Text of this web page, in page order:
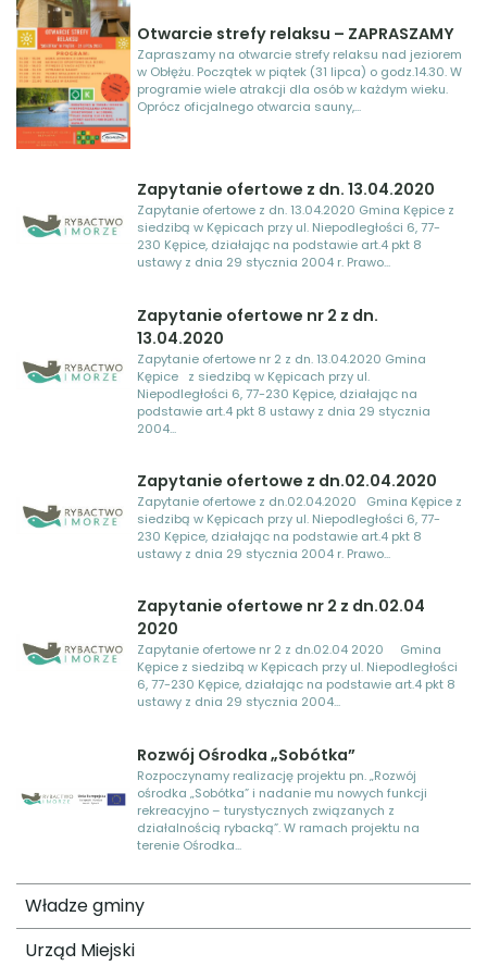
Otwarcie strefy relaksu – ZAPRASZAMY
Zapraszamy na otwarcie strefy relaksu nad jeziorem
w Obłężu. Początek w piątek (31 lipca) o godz.14.30. W
programie wiele atrakcji dla osób w każdym wieku.
Oprócz oficjalnego otwarcia sauny,...
Zapytanie ofertowe z dn. 13.04.2020
Zapytanie ofertowe z dn. 13.04.2020 Gmina Kępice z
siedzibą w Kępicach przy ul. Niepodległości 6, 77-
230 Kępice, działając na podstawie art.4 pkt 8
ustawy z dnia 29 stycznia 2004 r. Prawo...
Zapytanie ofertowe nr 2 z dn.
13.04.2020
Zapytanie ofertowe nr 2 z dn. 13.04.2020 Gmina
Kępice z siedzibą w Kępicach przy ul.
Niepodległości 6, 77-230 Kępice, działając na
podstawie art.4 pkt 8 ustawy z dnia 29 stycznia
2004...
Zapytanie ofertowe z dn.02.04.2020
Zapytanie ofertowe z dn.02.04.2020 Gmina Kępice z
siedzibą w Kępicach przy ul. Niepodległości 6, 77-
230 Kępice, działając na podstawie art.4 pkt 8
ustawy z dnia 29 stycznia 2004 r. Prawo...
Zapytanie ofertowe nr 2 z dn.02.04
2020
Zapytanie ofertowe nr 2 z dn.02.04 2020 Gmina
Kępice z siedzibą w Kępicach przy ul. Niepodległości
6, 77-230 Kępice, działając na podstawie art.4 pkt 8
ustawy z dnia 29 stycznia 2004...
Rozwój Ośrodka „Sobótka”
Rozpoczynamy realizację projektu pn. „Rozwój
ośrodka „Sobótka” i nadanie mu nowych funkcji
rekreacyjno – turystycznych związanych z
działalnością rybacką”. W ramach projektu na
terenie Ośrodka...
Władze gminy
Urząd Miejski